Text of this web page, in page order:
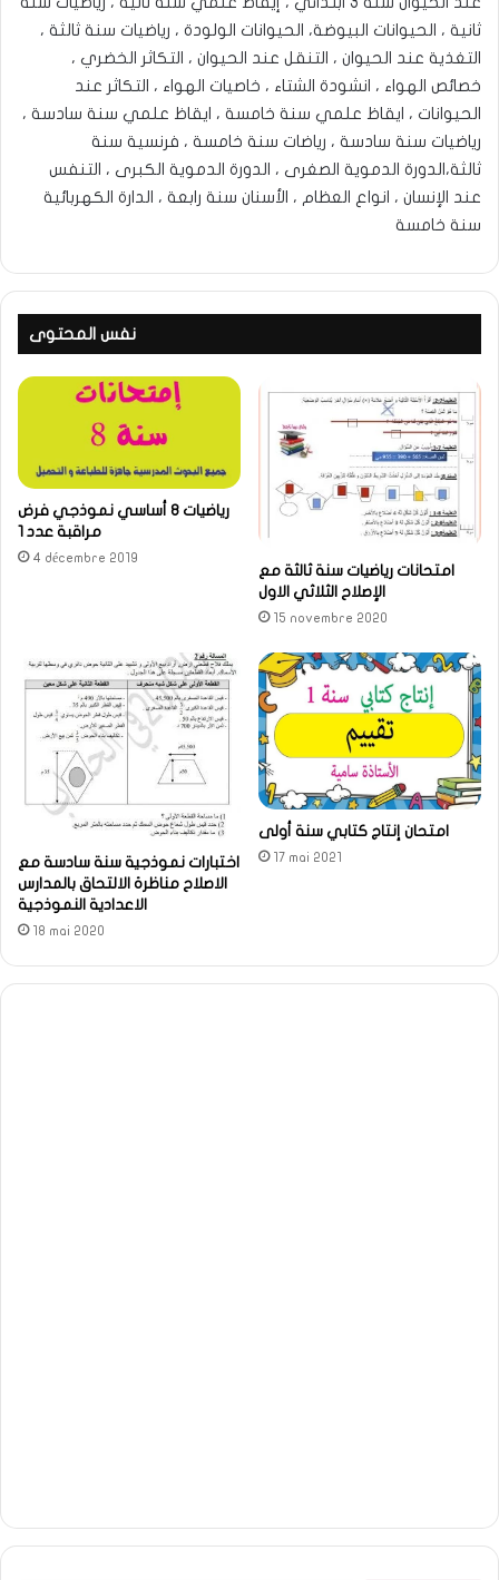
ثانية ، الحيوانات البيوضة، الحيوانات الولودة ، رياضيات سنة ثالثة ،
التغذية عند الحيوان ، التنقل عند الحيوان ، التكاثر الخضري ،
خصائص الهواء ، انشودة الشتاء ، خاصيات الهواء ، التكاثر عند
الحيوانات ، ايقاظ علمي سنة خامسة ، ايقاظ علمي سنة سادسة ،
رياضيات سنة سادسة ، رياضات سنة خامسة ، فرنسية سنة
ثالثة،الدورة الدموية الصغرى ، الدورة الدموية الكبرى ، التنفس
عند الإنسان ، انواع العظام ، الأسنان سنة رابعة ، الدارة الكهربائية
سنة خامسة
نفس المحتوى
رياضيات 8 أساسي نموذجي فرض
مراقبة عدد 1
4 décembre 2019
امتحانات رياضيات سنة ثالثة مع
الإصلاح الثلاثي الاول
15 novembre 2020
اختبارات نموذجية سنة سادسة مع
الاصلاح مناظرة الالتحاق بالمدارس
الاعدادية النموذجية
18 mai 2020
امتحان إنتاج كتابي سنة أولى
17 mai 2021